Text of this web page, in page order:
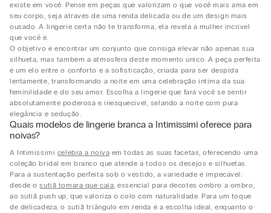
existe em você. Pense em peças que valorizam o que você mais ama em
seu corpo, seja através de uma renda delicada ou de um design mais
ousado. A lingerie certa não te transforma, ela revela a mulher incrível
que você é.
O objetivo é encontrar um conjunto que consiga elevar não apenas sua
silhueta, mas também a atmosfera deste momento único. A peça perfeita
é um elo entre o conforto e a sofisticação, criada para ser despida
lentamente, transformando a noite em uma celebração íntima da sua
feminilidade e do seu amor. Escolha a lingerie que fará você se sentir
absolutamente poderosa e inesquecível, selando a noite com pura
elegância e sedução.
Quais modelos de lingerie branca a Intimissimi oferece para
noivas?
A Intimissimi celebra a noiva em todas as suas facetas, oferecendo uma
coleção bridal em branco que atende a todos os desejos e silhuetas.
Para a sustentação perfeita sob o vestido, a variedade é impecável:
desde osutiã tomara que caia, essencial para decotes ombro a ombro,
ao sutiã push up, que valoriza o colo com naturalidade. Para um toque
de delicadeza, o sutiã triângulo em renda é a escolha ideal, enquanto o